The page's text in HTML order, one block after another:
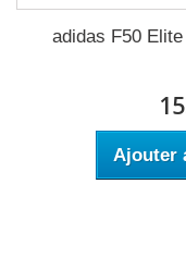
adidas F50
Ajouter